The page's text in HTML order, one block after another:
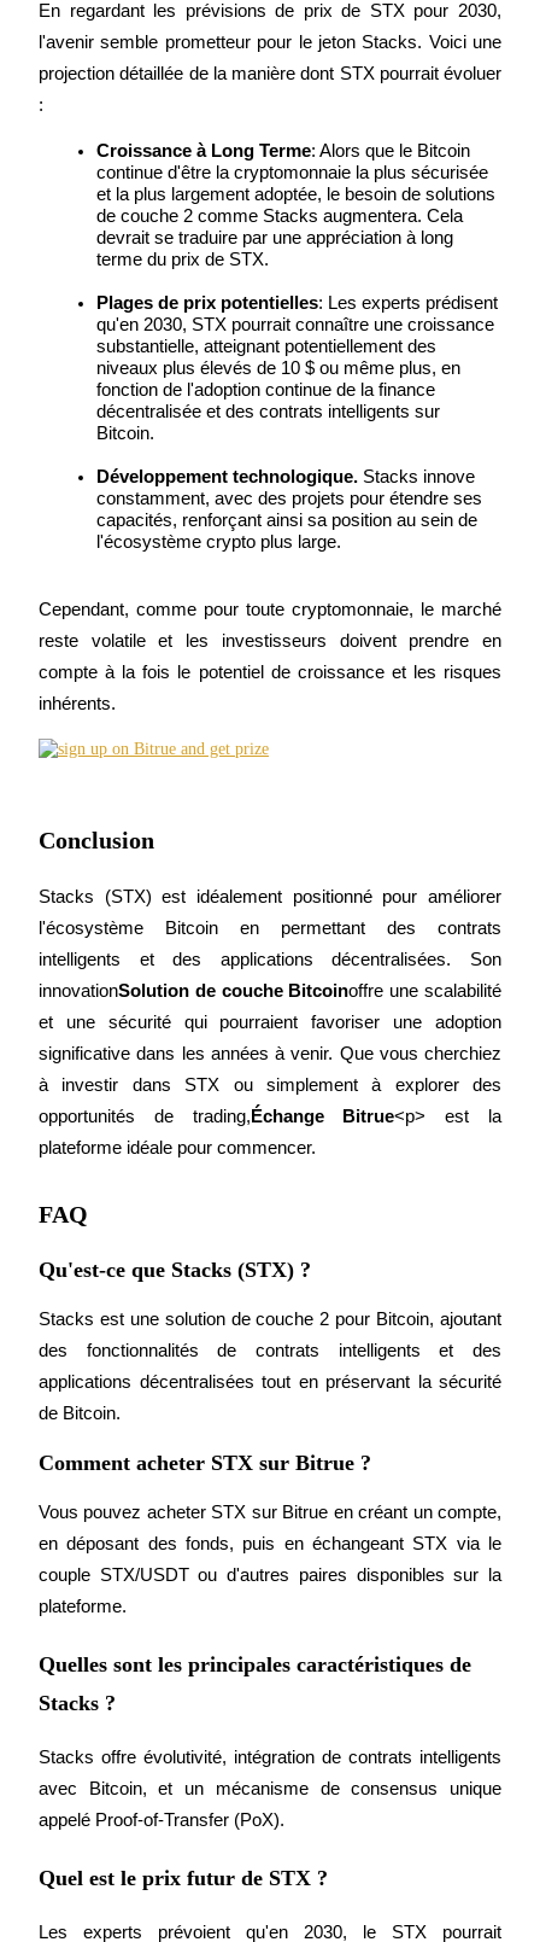
Obtenez des bénéfices à long terme et des intérêts flexibles
Apprenez le Staking
Découvrez comment gagner un revenu passif
AI
Partenaires Bitrue
Jusqu'à 65 % de commissions !
Parrainage
Invitez un ami pour recevoir des récompenses en espèces
Deposit CASHCAT & Win
Exclusive for BitMart Users
Precious Metals Trading Carnival
Trade Gold & Silver · 33,333 USDT Bonus
USDT New User Exclusive 10% APR
USDT Flexible Staking | Daily Rewards
En regardant les prévisions de prix de STX pour 2030,
l'avenir semble prometteur pour le jeton Stacks. Voici une
projection détaillée de la manière dont STX pourrait évoluer
:
Croissance à Long Terme: Alors que le Bitcoin
continue d'être la cryptomonnaie la plus sécurisée
et la plus largement adoptée, le besoin de solutions
de couche 2 comme Stacks augmentera. Cela
devrait se traduire par une appréciation à long
terme du prix de STX.
Plages de prix potentielles: Les experts prédisent
qu'en 2030, STX pourrait connaître une croissance
substantielle, atteignant potentiellement des
niveaux plus élevés de 10 $ ou même plus, en
fonction de l'adoption continue de la finance
décentralisée et des contrats intelligents sur
Bitcoin.
Développement technologique. Stacks innove
constamment, avec des projets pour étendre ses
capacités, renforçant ainsi sa position au sein de
l'écosystème crypto plus large.
Cependant, comme pour toute cryptomonnaie, le marché
reste volatile et les investisseurs doivent prendre en
compte à la fois le potentiel de croissance et les risques
inhérents.
Conclusion
Stacks (STX) est idéalement positionné pour améliorer
l'écosystème Bitcoin en permettant des contrats
intelligents et des applications décentralisées. Son
innovationSolution de couche Bitcoinoffre une scalabilité
et une sécurité qui pourraient favoriser une adoption
significative dans les années à venir. Que vous cherchiez
à investir dans STX ou simplement à explorer des
opportunités de trading, Échange Bitrue<p> est la
plateforme idéale pour commencer.
FAQ
Qu'est-ce que Stacks (STX) ?
Stacks est une solution de couche 2 pour Bitcoin, ajoutant
des fonctionnalités de contrats intelligents et des
applications décentralisées tout en préservant la sécurité
de Bitcoin.
Comment acheter STX sur Bitrue ?
Vous pouvez acheter STX sur Bitrue en créant un compte,
en déposant des fonds, puis en échangeant STX via le
couple STX/USDT ou d'autres paires disponibles sur la
plateforme.
Quelles sont les principales caractéristiques de
Stacks ?
Stacks offre évolutivité, intégration de contrats intelligents
avec Bitcoin, et un mécanisme de consensus unique
appelé Proof-of-Transfer (PoX).
Quel est le prix futur de STX ?
Les experts prévoient qu'en 2030, le STX pourrait